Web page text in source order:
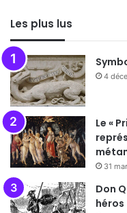
Les plus lus
4
Le «
31
Don
héros